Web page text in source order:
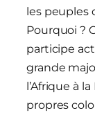
les peuples
Pourquoi ?
participe
grande
l’Afrique à
propres